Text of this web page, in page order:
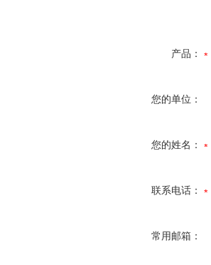
产品：
您的单位：
您的姓名：
联系电话：
常用邮箱：